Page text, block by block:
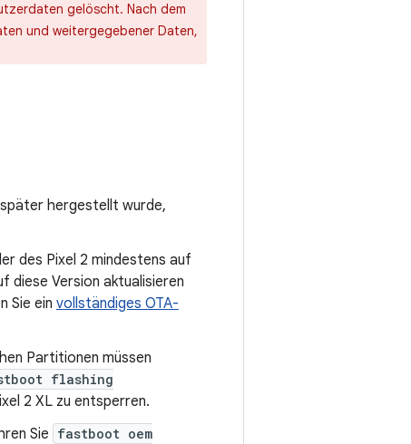
gelöscht. Nach dem
und weitergegebener Daten,
hergestellt wurde,
des Pixel 2 mindestens auf
diese Version aktualisieren
Sie ein vollständiges OTA-
Partitionen müssen
flashing
2 XL zu entsperren.
Sie fastboot oem